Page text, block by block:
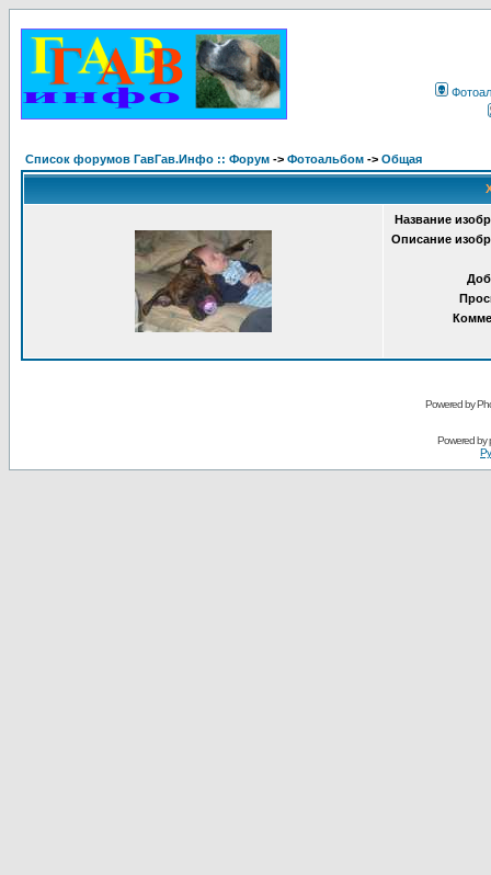
Список форумов ГавГав.Инфо :: Форум -> Фотоальбом -> Общая
Название
Описание
Powered by
Powered by